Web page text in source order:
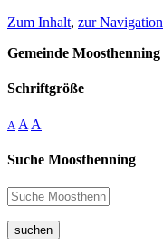
Zum Inhalt, zur Navigation
Gemeinde Moosthenning
Schriftgröße
A A A
Suche Moosthenning
suchen